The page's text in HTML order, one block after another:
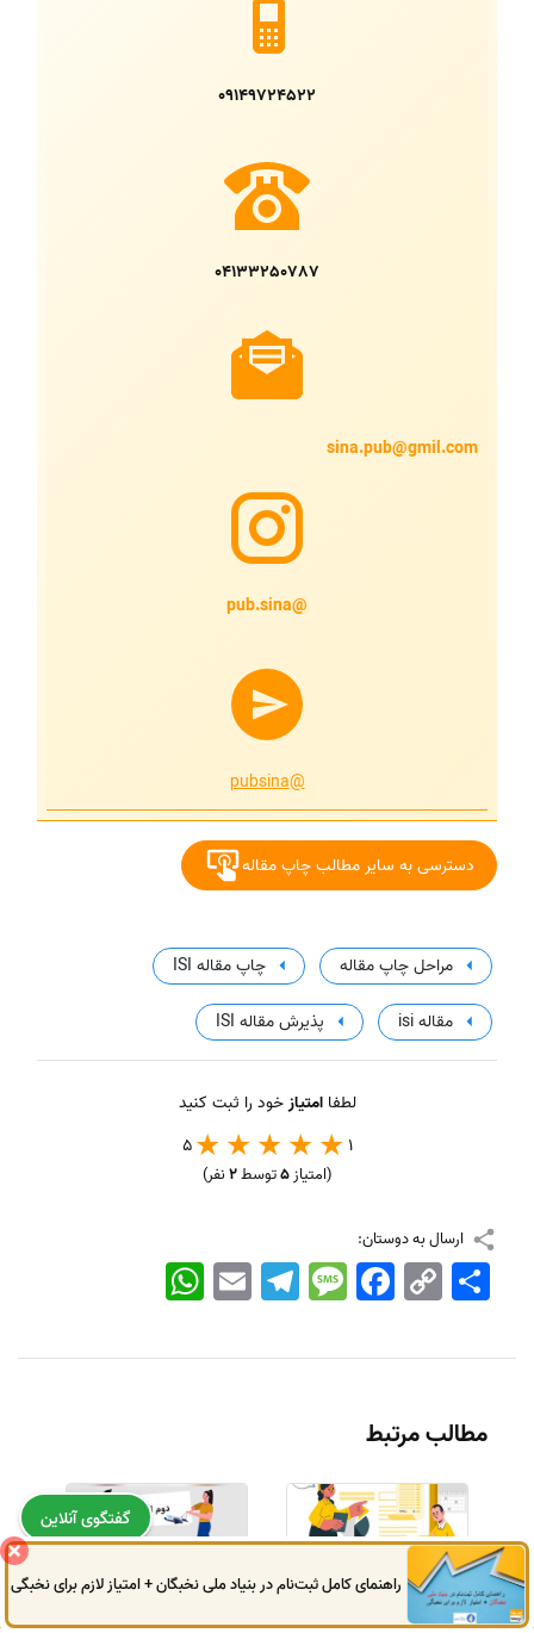
09149724522
04133250787
sina.pub@gmil.com
@pub.sina
@pubsina
دسترسی به سایر مطالب چاپ مقاله
مراحل چاپ مقاله چاپ مقاله ISI
مقاله isi پذیرش مقاله ISI
لطفاامتیازخود را ثبت کنید
1
5
(امتیاز5توسط2نفر)
ارسال به دوستان:
WhatsApp EmailTelegramMessageFacebook Copy
Link
اشتراک
مطالب مرتبط
04133250787
09149724522
راهنمای کامل ثبت‌نام در بنیاد ملی نخبگان + امتیاز لازم برای نخبگی
گفتگوی آنلاین